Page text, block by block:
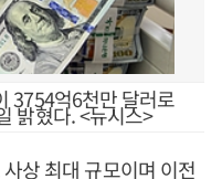
3754억6천만 달러로
밝혔다. <뉴시스>
상 최대 규모이며 이전